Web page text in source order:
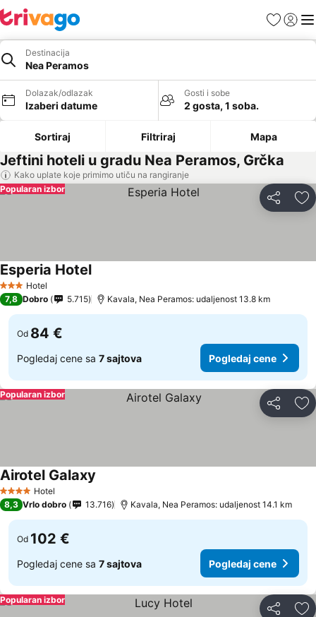
FavoritiPrijavi
Destinacija
Nea Peramos
Dolazak/odlazak
Izaberi datume
Gosti i sobe
2 gosta, 1 soba.
Sortiraj Filtriraj Mapa
Jeftini hoteli u gradu Nea Peramos, Grčka
Kako uplate koje primimo utiču na rangiranje
Deli
Popularan izbor
3 Zvezdice
Hotel
Esperia HotelPogledaj cene
7,8 Dobro 5.715 Kavala, Nea Peramos: udaljenost 13.8 km
Od 84 €
Pogledaj cene sa 7 sajtova Pogledaj cene
Deli
Popularan izbor
4 ZvezdiceHotel
Airotel Galaxy
8,3 Vrlo dobro 13.716 Kavala, Nea Peramos: udaljenost 14.1 km
Od 102 €
Pogledaj cene sa 7 sajtova Pogledaj cene
Popularan izbor